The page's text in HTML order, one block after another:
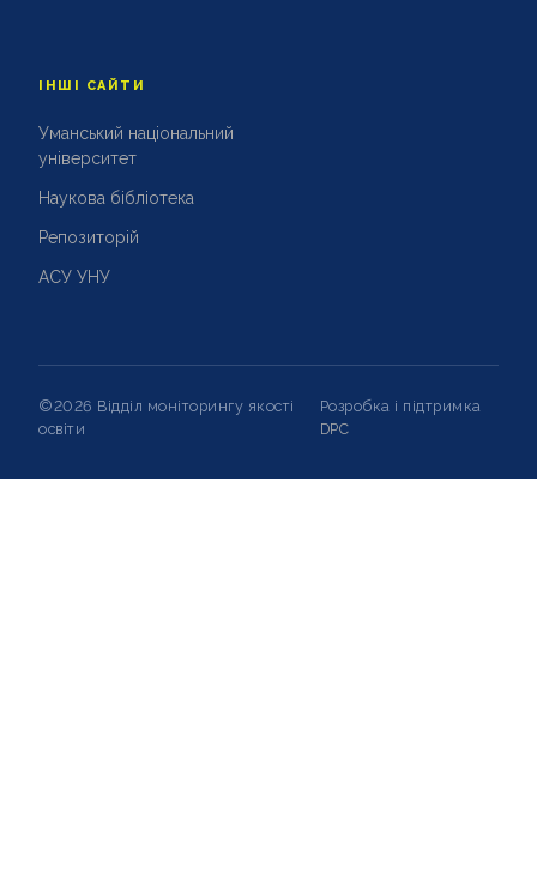
ІНШІ САЙТИ
Уманський національний
університет
Наукова бібліотека
Репозиторій
АСУ УНУ
©2026 Відділ моніторингу якості
освіти
Розробка і підтримка
DPC